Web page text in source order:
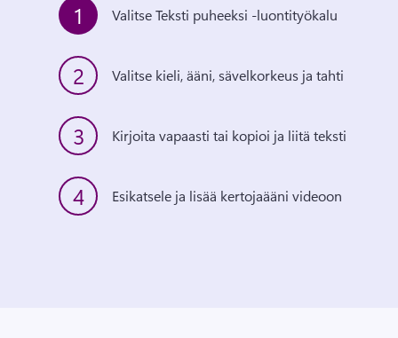
1 Valitse Teksti puheeksi -luontityökalu
2 Valitse kieli, ääni, sävelkorkeus ja tahti
3 Kirjoita vapaasti tai kopioi ja liitä teksti
4 Esikatsele ja lisää kertojaääni videoon